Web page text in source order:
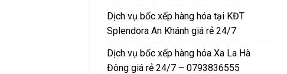
Dịch vụ bốc xếp hàng hóa tại KĐT
Splendora An Khánh giá rẻ 24/7
Dịch vụ bốc xếp hàng hóa Xa La Hà
Đông giá rẻ 24/7 – 0793836555